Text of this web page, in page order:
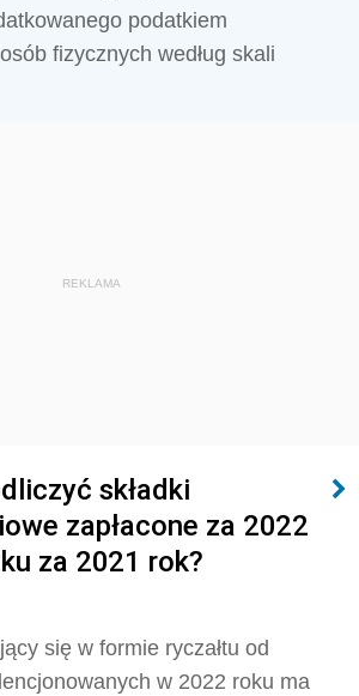
podatkiem
fizycznych według skali
REKLAMA
składki
zapłacone za 2022
za 2021 rok?
się w formie ryczałtu od
w 2022 roku ma